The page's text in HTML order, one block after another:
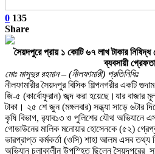
0 135
Share
সৈয়দপুরে প্রায় ১ কোটি ৬৭ লাখ টাকার নিষিদ্ধ
ব্যবসায়ী
মোঃ মাসুদুর রহমান – (নীলফামারী) প্রতিনিধিঃ
নীলফামারীর সৈয়দপুর বিসিক শিল্পনগরীর একটি
জি-৫ (কার্বোফুরান) জব্দ করা হয়েছে।যার বাজার
টাকা। ২৫ শে জুন (মঙ্গলবার) সন্ধ্যা সাড়ে
কৃষি বিভাগ, র‌্যাব১৩ ও পুলিশের যৌথ অভিযানে
গোডাউনের মালিক মনোয়ার হোসেনকে (৫২)
ভারপ্রাপ্ত কর্মকর্তা (ওসি) শাহা আলম এসব তথ্য
অভিযান চলাকালীন উপস্হিত ছিলেন সৈয়দপুরের